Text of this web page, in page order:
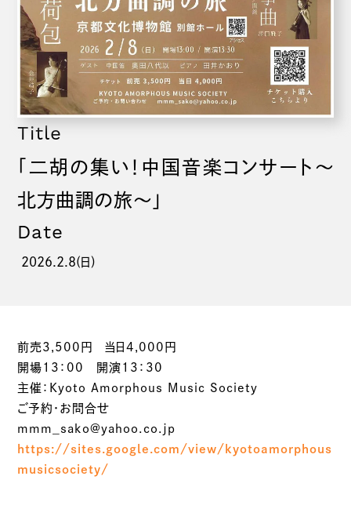
Title
「二胡の集い！中国音楽コンサート～
北方曲調の旅～」
Date
2026.2.8(日)
前売3,500円 当日4,000円
開場13：00 開演13：30
主催：Kyoto Amorphous Music Society
ご予約・お問合せ
mmm_sako@yahoo.co.jp
https://sites.google.com/view/kyotoamorphous
musicsociety/